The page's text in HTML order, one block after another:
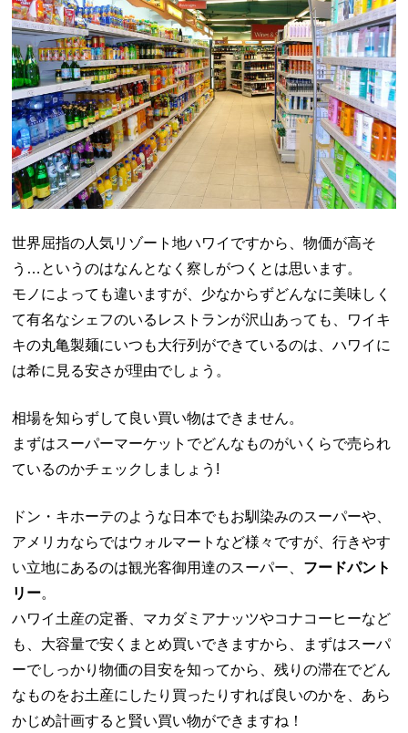
世界屈指の人気リゾート地ハワイですから、物価が高そ
う…というのはなんとなく察しがつくとは思います。
モノによっても違いますが、少なからずどんなに美味しく
て有名なシェフのいるレストランが沢山あっても、ワイキ
キの丸亀製麺にいつも大行列ができているのは、ハワイに
は希に見る安さが理由でしょう。
相場を知らずして良い買い物はできません。
まずはスーパーマーケットでどんなものがいくらで売られ
ているのかチェックしましょう!
ドン・キホーテのような日本でもお馴染みのスーパーや、
アメリカならではウォルマートなど様々ですが、行きやす
い立地にあるのは観光客御用達のスーパー、 フードパント
リー。
ハワイ土産の定番、マカダミアナッツやコナコーヒーなど
も、大容量で安くまとめ買いできますから、まずはスーパ
ーでしっかり物価の目安を知ってから、残りの滞在でどん
なものをお土産にしたり買ったりすれば良いのかを、あら
かじめ計画すると賢い買い物ができますね！